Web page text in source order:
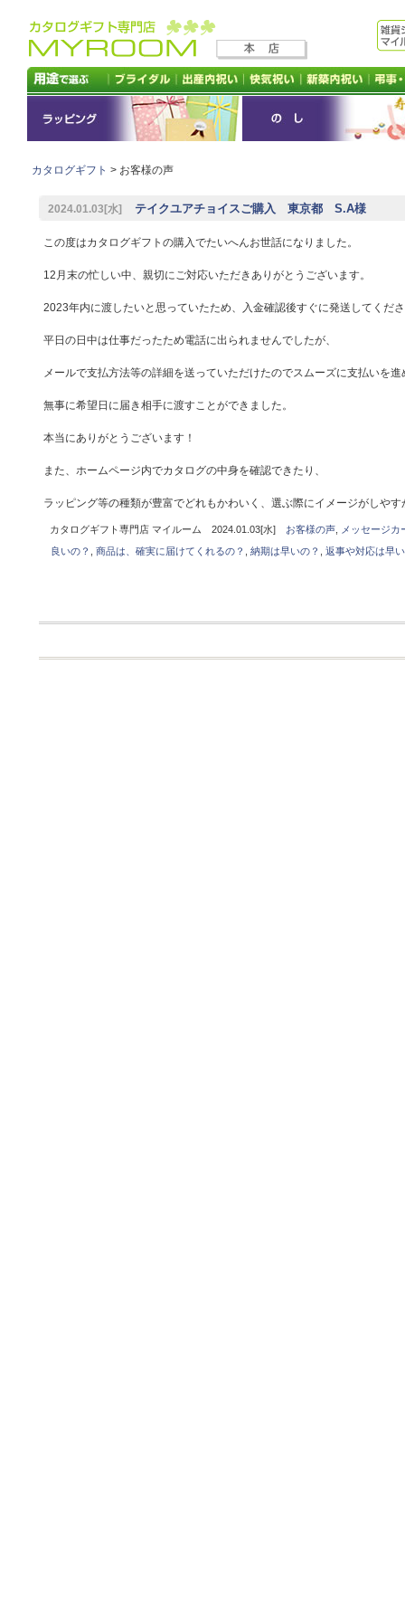
カタログギフト > お客様の声
2024.01.03[水] テイクユアチョイスご購入 東京都 S.A様
この度はカタログギフトの購入でたいへんお世話になりました。
12月末の忙しい中、親切にご対応いただきありがとうございます。
2023年内に渡したいと思っていたため、入金確認後すぐに発送してくだ
平日の日中は仕事だったため電話に出られませんでしたが、
メールで支払方法等の詳細を送っていただけたのでスムーズに支払いを進
無事に希望日に届き相手に渡すことができました。
本当にありがとうございます！
また、ホームページ内でカタログの中身を確認できたり、
ラッピング等の種類が豊富でどれもかわいく、選ぶ際にイメージがしやす
カタログギフト専門店 マイルーム 2024.01.03[水] お客様の声,
メッセージ
良いの？
商品は、確実に届けてくれるの？ 納期は早いの？ 返事や対応は早